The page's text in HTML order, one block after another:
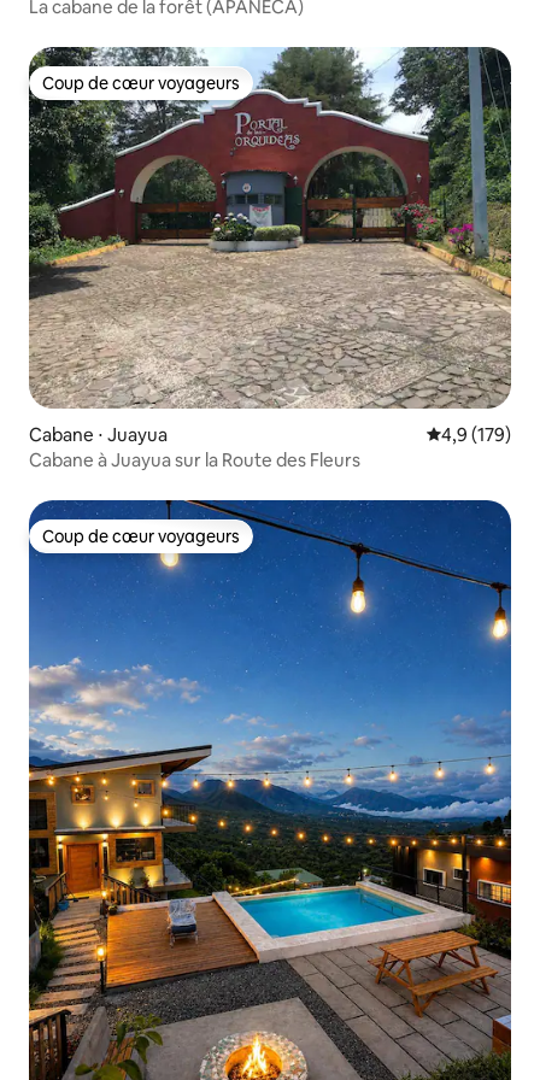
La cabane de la forêt (APANECA)
Coup de cœur voyageurs
Coup de cœur voyageurs
Cabane ⋅ Juayua Évaluation
4,9 (179)
Cabane à Juayua sur la Route des Fleurs
Coup de cœur voyageurs
Coup de cœur voyageurs